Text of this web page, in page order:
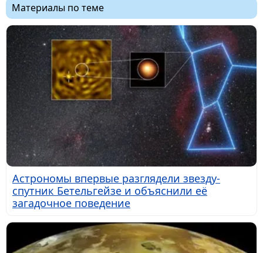
Материалы по теме
Астрономы впервые разглядели звезду-
спутник Бетельгейзе и объяснили её
загадочное поведение